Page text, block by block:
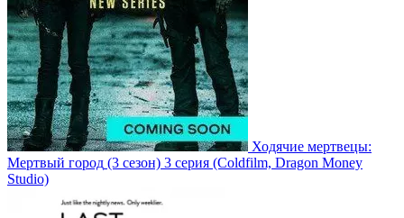
Ходячие мертвецы:
Мертвый город (3 сезон) 3 серия (Coldfilm, Dragon Money
Studio)